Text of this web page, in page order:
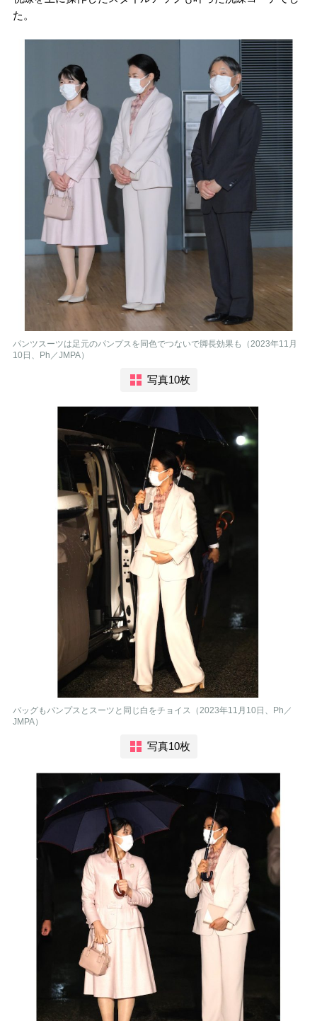
た。
パンツスーツは足元のパンプスを同色でつないで脚長効果も（2023年11月
10日、Ph／JMPA）
写真10枚
バッグもパンプスとスーツと同じ白をチョイス（2023年11月10日、Ph／
JMPA）
写真10枚